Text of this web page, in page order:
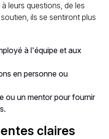
leurs questions, de les
ils se sentiront plus
à l'équipe et aux
en personne ou
ou un mentor pour fournir
claires